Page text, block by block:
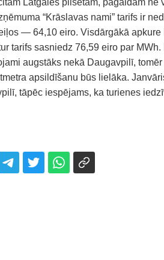
Latgales pilsētām, pagaidām
“Krāslavas nami” tarifs ir
— 64,10 eiro. Visdārgākā
tarifs sasniedz 76,59 eiro par
augstāks nekā Daugavpilī,
apsildīšanu būs lielāka.
tāpēc iespējams, ka turienes